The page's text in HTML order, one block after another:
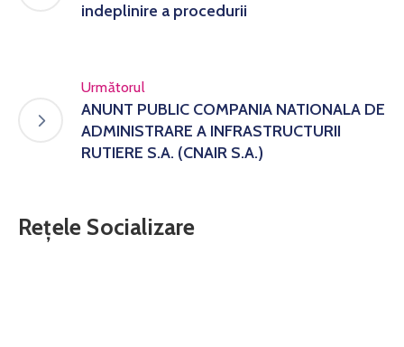
indeplinire a procedurii
Următorul
ANUNT PUBLIC COMPANIA NATIONALA DE
ADMINISTRARE A INFRASTRUCTURII
RUTIERE S.A. (CNAIR S.A.)
Rețele Socializare